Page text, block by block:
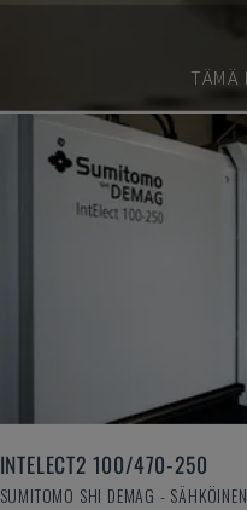
TÄMÄ
INTELECT2 100/470-250
SUMITOMO SHI DEMAG -